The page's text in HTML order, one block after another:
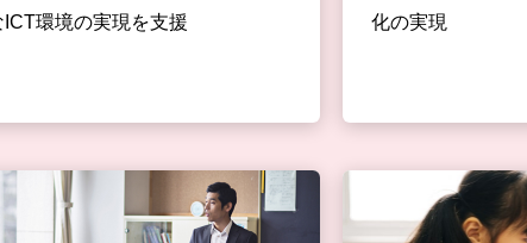
ICT環境の実現を支援
化の実現